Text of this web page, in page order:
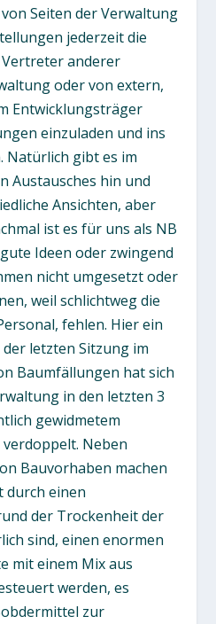
Seiten der Verwaltung
jederzeit die
anderer
oder von extern,
Entwicklungsträger
einzuladen und ins
Natürlich gibt es im
Austausches hin und
Ansichten, aber
ist es für uns als NB
Ideen oder zwingend
nicht umgesetzt oder
weil schlichtweg die
fehlen. Hier ein
letzten Sitzung im
Baumfällungen hat sich
in den letzten 3
gewidmetem
Neben
Bauvorhaben machen
durch einen
der Trockenheit der
sind, einen enormen
mit einem Mix aus
werden, es
zur